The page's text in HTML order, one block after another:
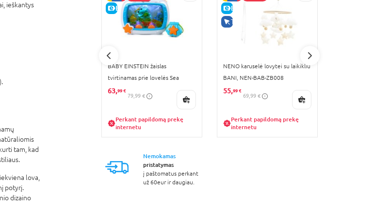
ieškantys
tam, kad
lova,
potyrį.
dizaino
GERA KAINA
Mini LJC-124
E-KAINA
BABY EINSTEIN žaislas
tvirtinamas prie lovelės Sea
Dreams Soother, 11058
63,99 €
79,99 €
Perkant papildomą prekę
internetu
E-KAINA
TIK INTERNETU
NENO karuselė lovytei su laikikliu
BANI, NEN-BAB-ZB008
55,99 €
69,99 €
Perkant papildomą prekę
internetu
Nemokamas
pristatymas
į paštomatus perkant
už 60eur ir daugiau.